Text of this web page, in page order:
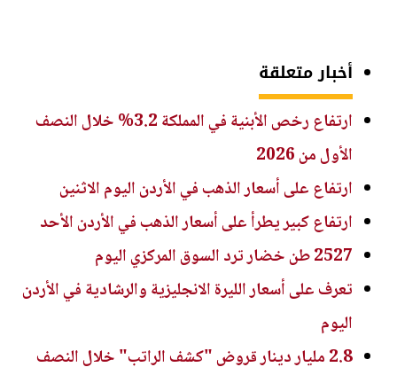
أخبار متعلقة
ارتفاع رخص الأبنية في المملكة 3.2% خلال النصف
الأول من 2026
ارتفاع على أسعار الذهب في الأردن اليوم الاثنين
ارتفاع كبير يطرأ على أسعار الذهب في الأردن الأحد
2527 طن خضار ترد السوق المركزي اليوم
تعرف على أسعار الليرة الانجليزية والرشادية في الأردن
اليوم
2.8 مليار دينار قروض "كشف الراتب" خلال النصف